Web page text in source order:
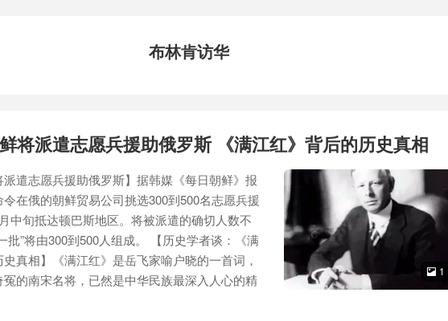
布林肯访华
将派遣志愿兵援助俄罗斯 《满江红》背后的历史真相
 1
派遣志愿兵援助俄罗斯】据韩媒《每日朝鲜》报
在俄的朝鲜贸易公司挑选300到500名志愿兵援
中旬抵达顿巴斯地区。将被派遣的确切人数不
批”将由300到500人组成。 【历史学者谈：《满
真相】《满江红》是岳飞家喻户晓的一首词，
的南宋名将，已然是中华民族最深入人心的精